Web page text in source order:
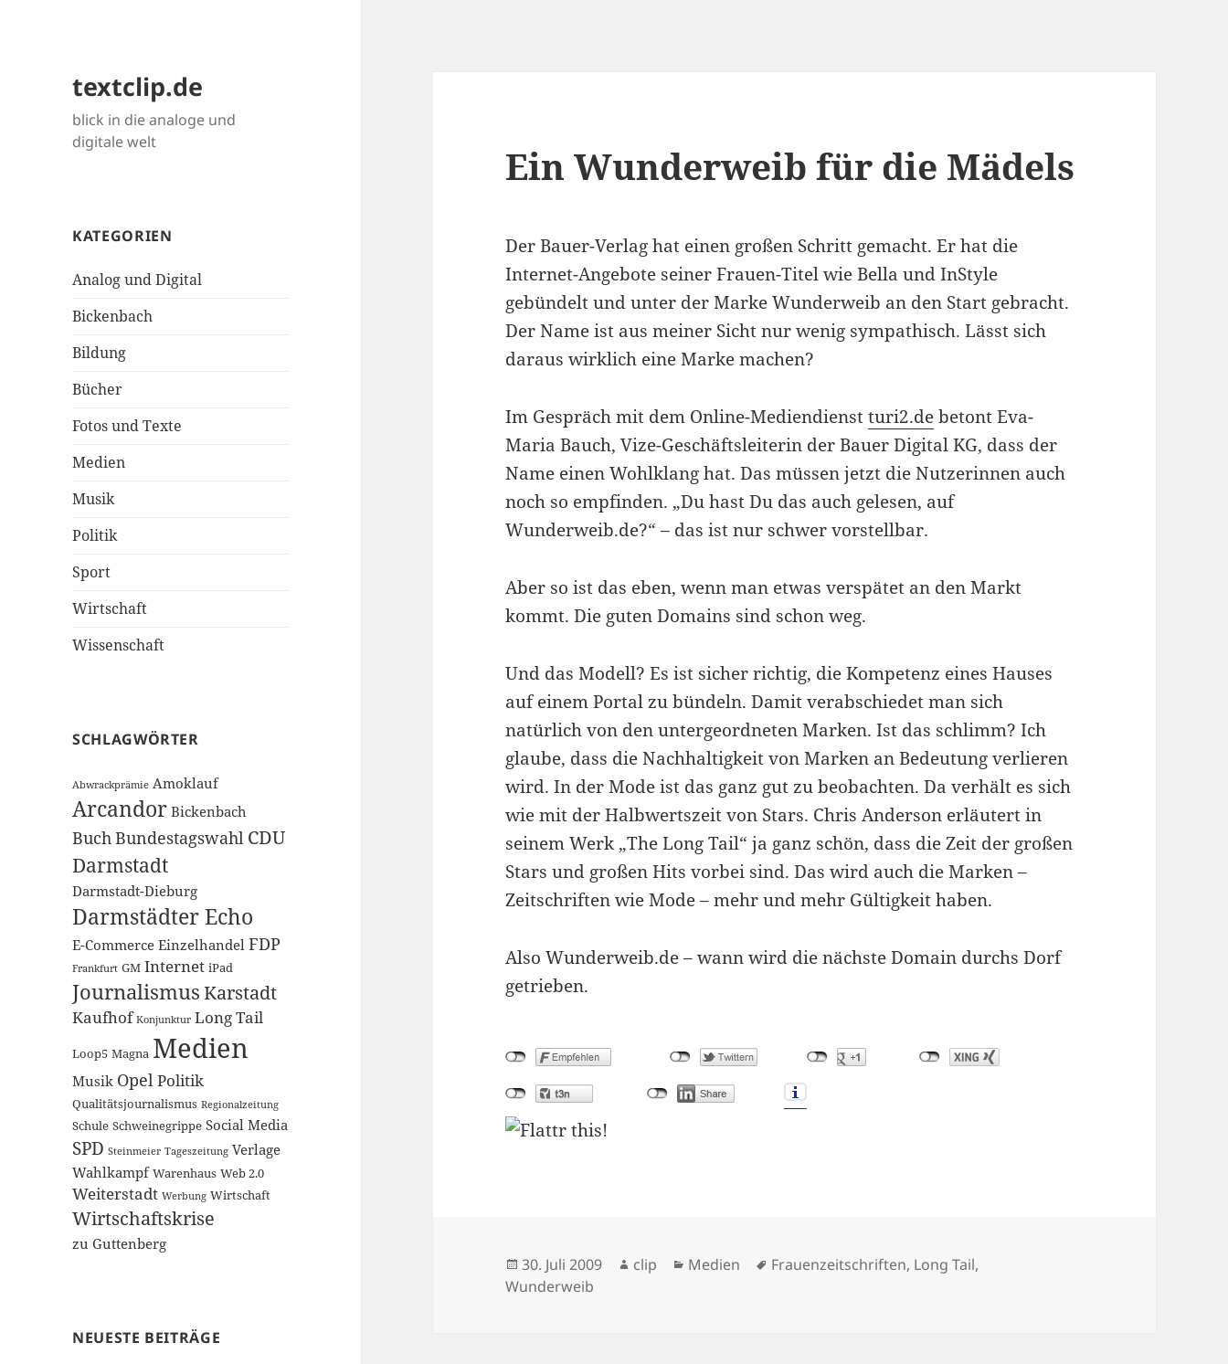
textclip.de
blick in die analoge und
digitale welt
KATEGORIEN
Analog und Digital
Bickenbach
Bildung
Bücher
Fotos und Texte
Medien
Musik
Politik
Sport
Wirtschaft
Wissenschaft
SCHLAGWÖRTER
Abwrackprämie Amoklauf
Arcandor Bickenbach
BuchBundestagswahl CDU
Darmstadt
Darmstadt-Dieburg
Darmstädter Echo
E-Commerce Einzelhandel FDP
Frankfurt GM Internet iPad
JournalismusKarstadt
Kaufhof Konjunktur Long Tail
Loop5 Magna Medien
Musik OpelPolitik
Qualitätsjournalismus Regionalzeitung
Schule Schweinegrippe Social Media
SPD Steinmeier Tageszeitung Verlage
Wahlkampf Warenhaus Web 2.0
Weiterstadt Werbung Wirtschaft
Wirtschaftskrise
zu Guttenberg
NEUESTE BEITRÄGE
Ein Wunderweib für die Mädels
Der Bauer-Verlag hat einen großen Schritt gemacht. Er hat die
Internet-Angebote seiner Frauen-Titel wie Bella und InStyle
gebündelt und unter der Marke Wunderweib an den Start gebracht.
Der Name ist aus meiner Sicht nur wenig sympathisch. Lässt sich
daraus wirklich eine Marke machen?
Im Gespräch mit dem Online-Mediendienstturi2.debetont Eva-
Maria Bauch, Vize-Geschäftsleiterin der Bauer Digital KG, dass der
Name einen Wohlklang hat. Das müssen jetzt die Nutzerinnen auch
noch so empfinden. „Du hast Du das auch gelesen, auf
Wunderweib.de?“ – das ist nur schwer vorstellbar.
Aber so ist das eben, wenn man etwas verspätet an den Markt
kommt. Die guten Domains sind schon weg.
Und das Modell? Es ist sicher richtig, die Kompetenz eines Hauses
auf einem Portal zu bündeln. Damit verabschiedet man sich
natürlich von den untergeordneten Marken. Ist das schlimm? Ich
glaube, dass die Nachhaltigkeit von Marken an Bedeutung verlieren
wird. In der Mode ist das ganz gut zu beobachten. Da verhält es sich
wie mit der Halbwertszeit von Stars. Chris Anderson erläutert in
seinem Werk „The Long Tail“ ja ganz schön, dass die Zeit der großen
Stars und großen Hits vorbei sind. Das wird auch die Marken –
Zeitschriften wie Mode – mehr und mehr Gültigkeit haben.
Also Wunderweib.de – wann wird die nächste Domain durchs Dorf
getrieben.
Veröffentlicht
am
30. Juli 2009 Autor
clip Kategorien
Medien Schlagwörter
Frauenzeitschriften, Long Tail,
Wunderweib